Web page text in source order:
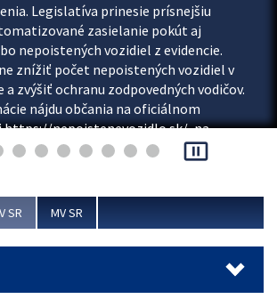
Legislatíva prinesie prísnejšiu
zasielanie pokút aj
nepoistených vozidiel z evidencie.
znížiť počet nepoistených vozidiel v
zvýšiť ochranu zodpovedných vodičov.
nájdu občania na oficiálnom
nepoistenevozidlo.sk/, na
pribudne aj možnosť overiť si...
pause_presentation
SR MV SR